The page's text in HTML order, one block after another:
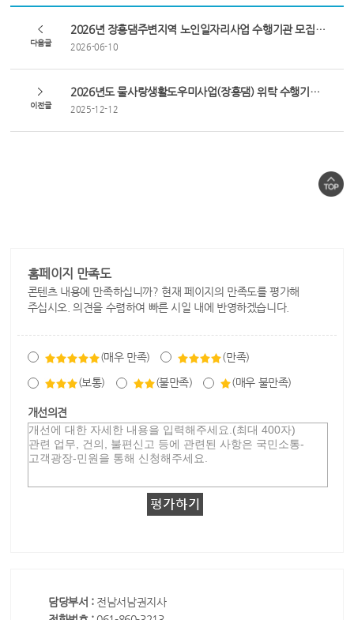
다음글
2026년 장흥댐주변지역 노인일자리사업 수행기관 모집공고
2026-06-10
이전글
2026년도 물사랑생활도우미사업(장흥댐) 위탁 수행기관 공고
2025-12-12
홈페이지 만족도
콘텐츠 내용에 만족하십니까? 현재 페이지의 만족도를 평가해
주십시오. 의견을 수렴하여 빠른 시일 내에 반영하겠습니다.
(매우 만족) (만족)
(보통) (불만족) (매우 불만족)
개선의견
담당부서 : 전남서남권지사